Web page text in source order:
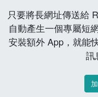
只要將長網址傳送給
自動產生一個專屬短
安裝額外 App，就能
訊